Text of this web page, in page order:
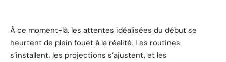
À ce moment-là, les attentes idéalisées du début se
heurtent de plein fouet à la réalité. Les routines
s’installent, les projections s’ajustent, et les